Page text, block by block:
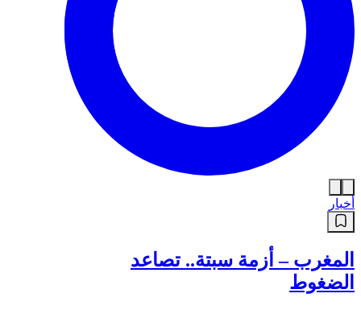
أخبار
المغرب – أزمة سبتة.. تصاعد
الضغوط